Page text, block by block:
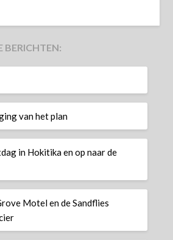
BERICHTEN:
van het plan
in Hokitika en op naar de
Motel en de Sandflies